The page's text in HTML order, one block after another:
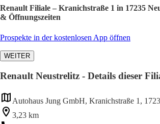
Renault Filiale – Kranichstraße 1 in 17235
& Öffnungszeiten
Prospekte in der kostenlosen App öffnen
WEITER
Renault Neustrelitz - Details dieser
Autohaus Jung GmbH, Kranichstraße 1,
3,23 km